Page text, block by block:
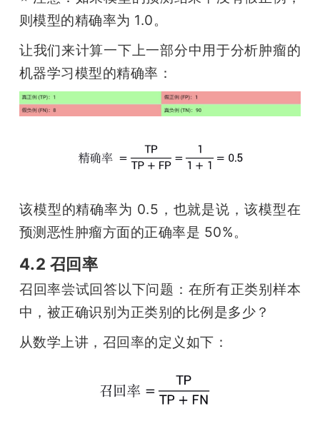
则模型的精确率为 1.0。
让我们来计算一下上一部分中用于分析肿瘤的
机器学习模型的精确率：
该模型的精确率为 0.5，也就是说，该模型在
预测恶性肿瘤方面的正确率是 50%。
4.2 召回率
召回率尝试回答以下问题：在所有正类别样本
中，被正确识别为正类别的比例是多少？
从数学上讲，召回率的定义如下：